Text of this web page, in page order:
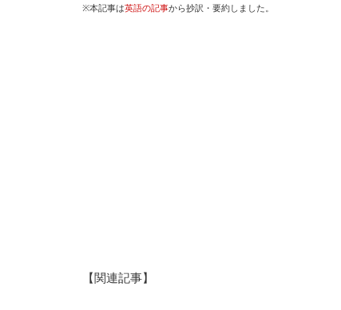
※本記事は英語の記事から抄訳・要約しました。
【関連記事】